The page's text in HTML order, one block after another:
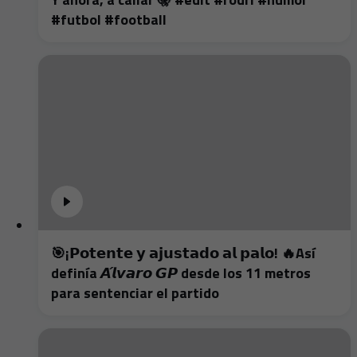
#futbol #football
🎯¡𝗣𝗼𝘁𝗲𝗻𝘁𝗲 𝘆 𝗮𝗷𝘂𝘀𝘁𝗮𝗱𝗼 𝗮𝗹 𝗽𝗮𝗹𝗼! 🔥Así
definía 𝘼́𝙡𝙫𝙖𝙧𝙤 𝙂𝙋 desde los 11 metros
para sentenciar el partido